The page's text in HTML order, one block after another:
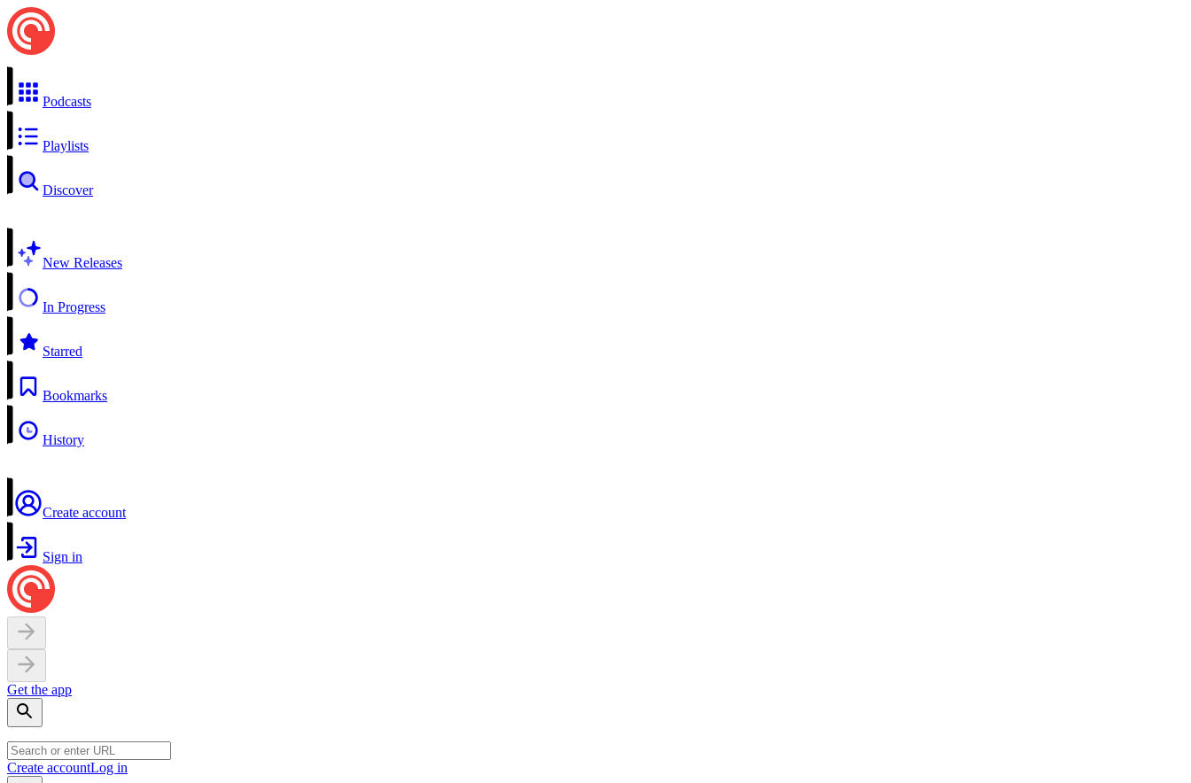
Podcasts
Playlists
Discover
New Releases
In Progress
Starred
Bookmarks
History
Create account
Sign in
Get the app
Create accountLog in